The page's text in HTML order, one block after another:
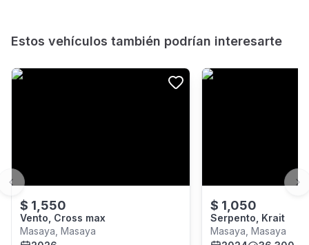
Estos vehículos también podrían interesarte
$ 1,550
Vento, Cross max
Masaya, Masaya
$ 1,050
Serpento, Krait
Masaya, Masaya
Previous slide